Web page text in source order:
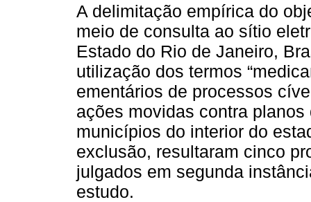
A delimitação empírica do
meio de consulta ao sítio
Estado do Rio de Janeiro,
utilização dos termos
ementários de processos
ações movidas contra
municípios do interior do
exclusão, resultaram cinco
julgados em segunda
estudo.